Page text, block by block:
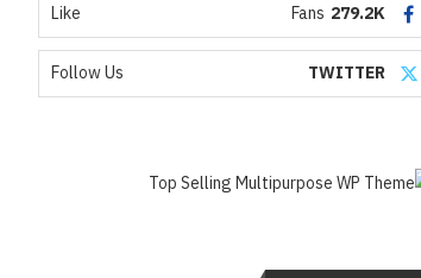
279.2K
Fans
Like
TWITTER
Follow Us